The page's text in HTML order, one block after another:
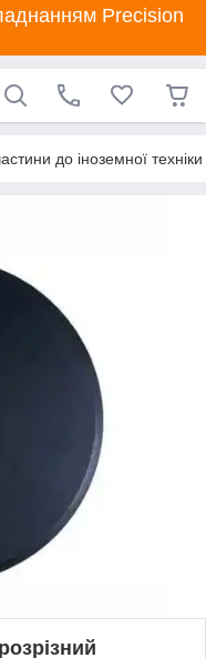
Precision
до іноземної техніки